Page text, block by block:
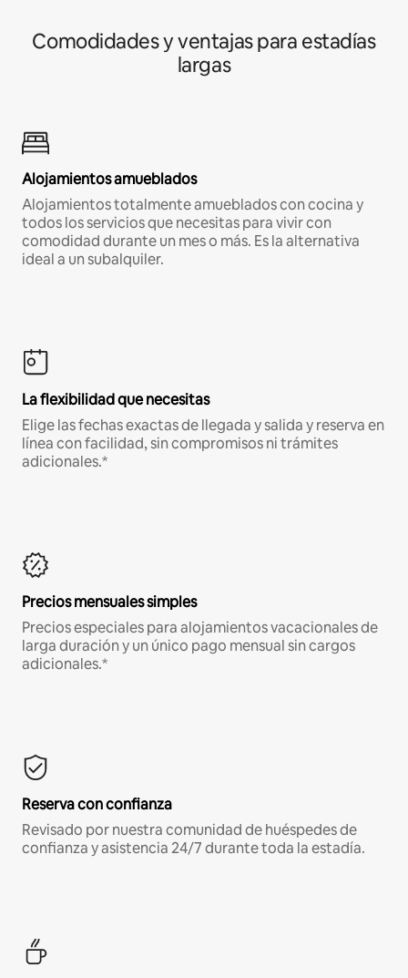
Comodidades y ventajas para estadías
largas
Alojamientos amueblados
Alojamientos totalmente amueblados con cocina y
todos los servicios que necesitas para vivir con
comodidad durante un mes o más. Es la alternativa
ideal a un subalquiler.
La flexibilidad que necesitas
Elige las fechas exactas de llegada y salida y reserva en
línea con facilidad, sin compromisos ni trámites
adicionales.*
Precios mensuales simples
Precios especiales para alojamientos vacacionales de
larga duración y un único pago mensual sin cargos
adicionales.*
Reserva con confianza
Revisado por nuestra comunidad de huéspedes de
confianza y asistencia 24/7 durante toda la estadía.